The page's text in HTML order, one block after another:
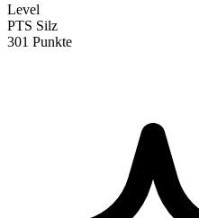
Level
PTS Silz
301 Punkte